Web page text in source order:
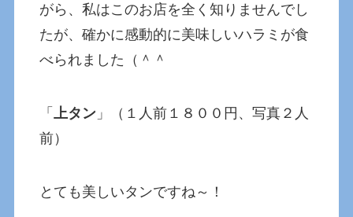
がら、私はこのお店を全く知りませんでし
たが、確かに感動的に美味しいハラミが食
べられました（＾＾
「 上タン 」（１人前１８００円、写真２人
前）
とても美しいタンですね～！